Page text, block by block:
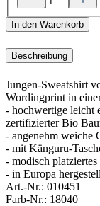
In den Warenkorb
Beschreibung
Jungen-Sweatshirt
Wordingprint in
- hochwertige leicht
zertifizierter Bio
- angenehm weiche
- mit Känguru-
- modisch
- in Europa
Art.-Nr.: 010451
Farb-Nr.: 18040